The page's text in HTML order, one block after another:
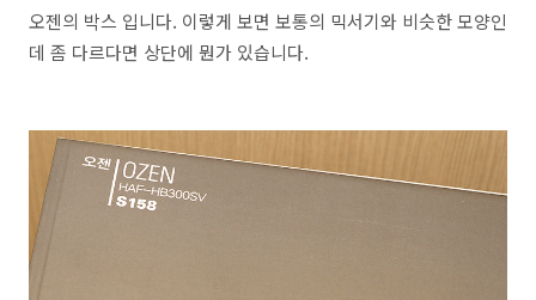
오젠의 박스 입니다. 이렇게 보면 보통의 믹서기와 비슷한 모양인
데 좀 다르다면 상단에 뭔가 있습니다.